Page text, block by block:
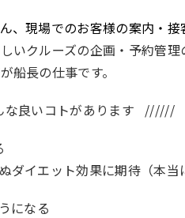
、現場でのお客様の案内・接
いクルーズの企画・予約管
船長の仕事です。
良いコトがあります //////
ダイエット効果に期待（本当
になる